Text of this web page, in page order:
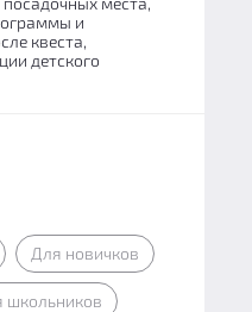
и
квеста,
детского
Для новичков
школьников